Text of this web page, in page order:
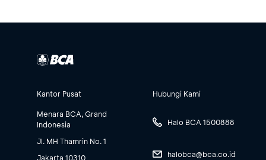
Obligasi ORI025-
Obligasi ORI026-
T6
15 Okt 2030
Kantor Pusat
Menara BCA, Grand
Indonesia
Jl. MH Thamrin No. 1
Jakarta 10310
Hubungi Kami
Halo BCA 1500888
halobca@bca.co.id